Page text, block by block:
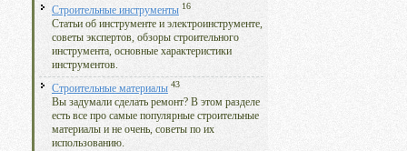
Строительные инструменты 16
Статьи об инструменте и электроинструменте,
советы экспертов, обзоры строительного
инструмента, основные характеристики
инструментов.
Строительные материалы 43
Вы задумали сделать ремонт? В этом разделе
есть все про самые популярные строительные
материалы и не очень, советы по их
использованию.